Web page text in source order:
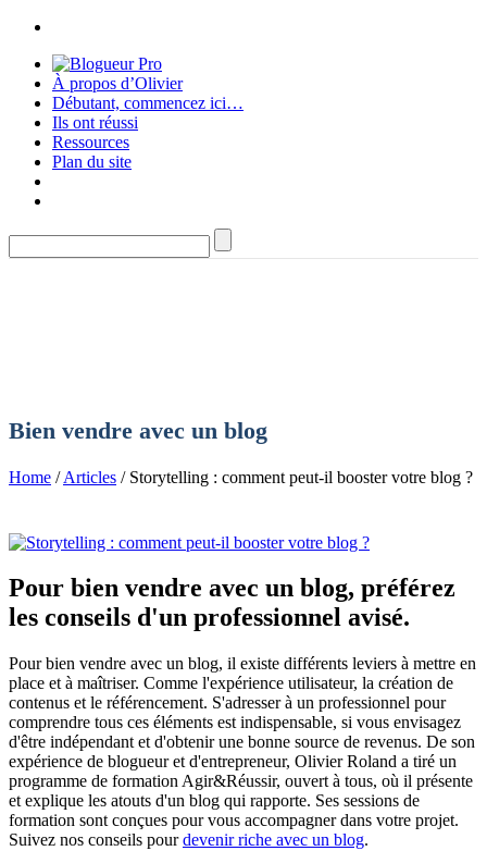
À propos d’Olivier
Débutant, commencez ici…
Ils ont réussi
Ressources
Plan du site
Bien vendre avec un blog
Home /Articles / Storytelling : comment peut-il booster votre blog ?
Pour bien vendre avec un blog, préférez
les conseils d'un professionnel avisé.
Pour bien vendre avec un blog, il existe différents leviers à mettre en
place et à maîtriser. Comme l'expérience utilisateur, la création de
contenus et le référencement. S'adresser à un professionnel pour
comprendre tous ces éléments est indispensable, si vous envisagez
d'être indépendant et d'obtenir une bonne source de revenus. De son
expérience de blogueur et d'entrepreneur, Olivier Roland a tiré un
programme de formation Agir&Réussir, ouvert à tous, où il présente
et explique les atouts d'un blog qui rapporte. Ses sessions de
formation sont conçues pour vous accompagner dans votre projet.
Suivez nos conseils pourdevenir riche avec un blog.